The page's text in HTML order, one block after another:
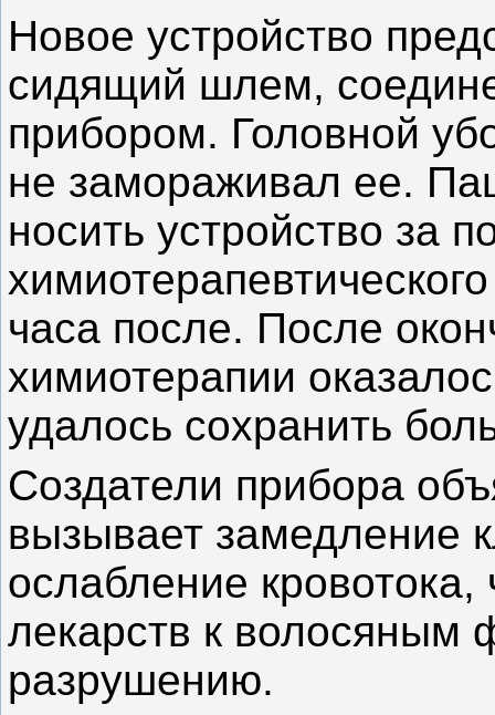
Новое устройство
сидящий шлем,
прибором. Головной
не замораживал ее.
носить устройство за
часа после. После
химиотерапии
удалось сохранить
Создатели прибора
вызывает замедление
ослабление
лекарств к волосяным
разрушению.